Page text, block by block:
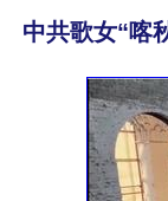
中共歌女“喀